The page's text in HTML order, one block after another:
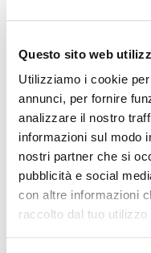
Questo sito web
Utilizziamo i cookie
annunci, per fornire
analizzare il nostro
informazioni sul modo
nostri partner che si
pubblicità e social
con altre informazioni
raccolto dal tuo
WHIRLPOOL
Whirlpool Piano
a induzione in
vetroceramica - WL
B4060 CPNE